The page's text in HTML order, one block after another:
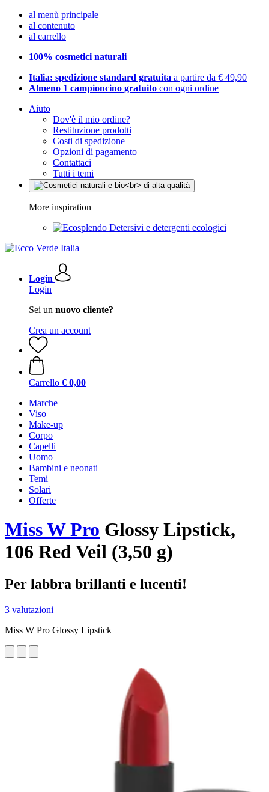
al menù principale
al contenuto
al carrello
100% cosmetici naturali
Italia: spedizione standard gratuita a partire da € 49,90
Almeno 1 campioncino gratuito con ogni ordine
Aiuto
Dov'è il mio ordine?
Restituzione prodotti
Costi di spedizione
Opzioni di pagamento
Contattaci
Tutti i temi
More inspiration
Detersivi e detergenti ecologici
Login
Login
Sei un nuovo cliente?
Crea un account
Carrello € 0,00
Marche
Viso
Make-up
Corpo
Capelli
Uomo
Bambini e neonati
Temi
Solari
Offerte
Miss W Pro Glossy Lipstick,
106 Red Veil (3,50 g)
Per labbra brillanti e lucenti!
3 valutazioni
Miss W Pro Glossy Lipstick